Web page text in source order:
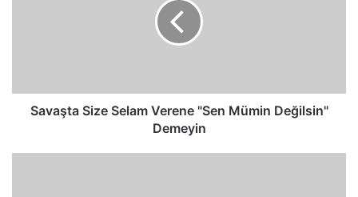
Savaşta Size Selam Verene "Sen Mümin Değilsin"
Demeyin